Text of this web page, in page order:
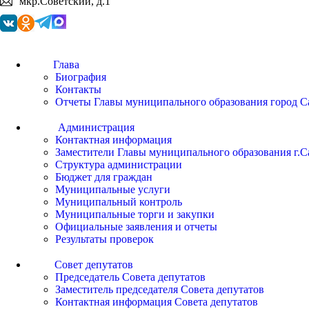
Глава
Биография
Контакты
Отчеты Главы муниципального образования город
Администрация
Контактная информация
Заместители Главы муниципального образования
Структура администрации
Бюджет для граждан
Муниципальные услуги
Муниципальный контроль
Муниципальные торги и закупки
Официальные заявления и отчеты
Результаты проверок
Совет депутатов
Председатель Совета депутатов
Заместитель председателя Совета депутатов
Контактная информация Совета депутатов